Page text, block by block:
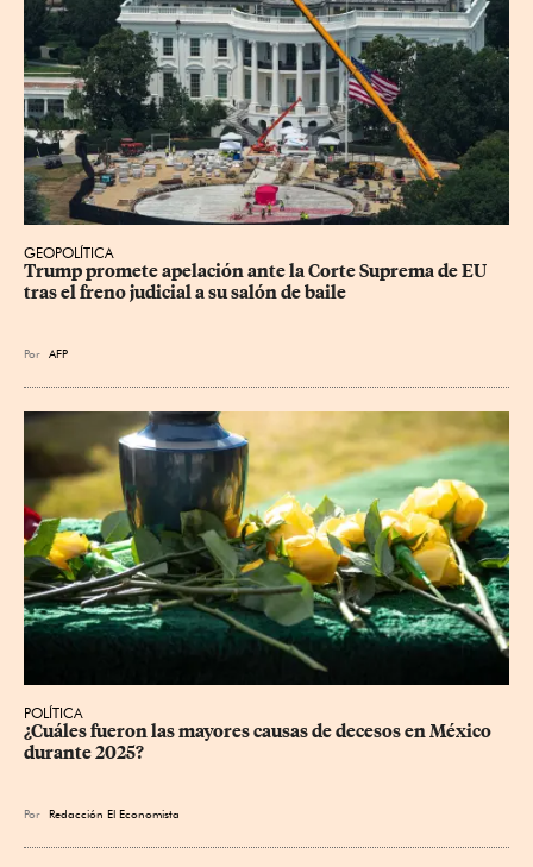
GEOPOLÍTICA
Trump promete apelación ante la Corte Suprema de EU
tras el freno judicial a su salón de baile
Por AFP
POLÍTICA
¿Cuáles fueron las mayores causas de decesos en México
durante 2025?
Por Redacción El Economista